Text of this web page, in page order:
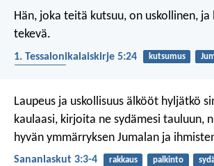
Hän, joka teitä kutsuu, on uskollinen, ja
tekevä.
1. Tessalonikalaiskirje 5:24 kutsumus
Laupeus ja uskollisuus älkööt hyljätkö
kaulaasi, kirjoita ne sydämesi tauluun,
hyvän ymmärryksen Jumalan ja
Sananlaskut 3:3-4 rakkaus palkinto